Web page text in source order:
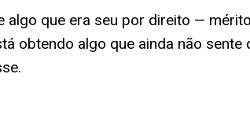
que era seu por direito —
obtendo algo que ainda não